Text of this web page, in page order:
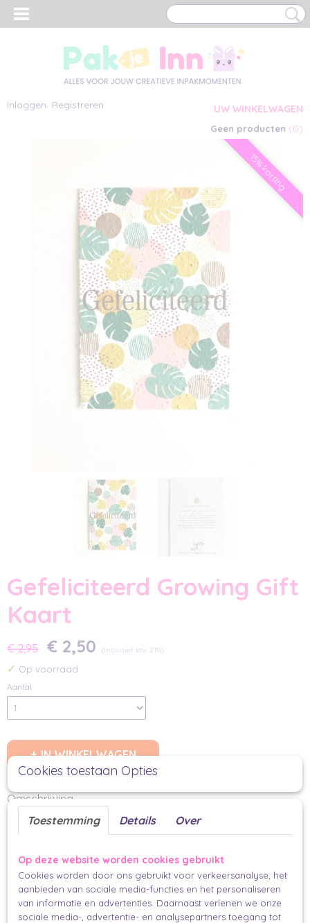
Inloggen Registreren UW WINKELWAGEN
Geen producten (0)
15% korting
Gefeliciteerd Growing Gift
Kaart
€ 2,95 € 2,50 (inclusief btw 21%)
✓ Op voorraad
Aantal
IN WINKELWAGEN
Omschrijving
Happy Birthday Growing Gift Kaart
Leuke verjaardagskaart met palmbladeren. In deze kaart zitten bloemzaadjes,
je kan hem dus in de grond stoppen en zo 2x genieten van je kaart. Aan de
binnenzijde is ruimte voor jouw persoonlijke boodschap.
Per stuk
Duurzaam gemaakt in Afrika
Cookies toestaan Opties
Toestemming Details Over
Op deze website worden cookies gebruikt
Cookies worden door ons gebruikt voor verkeersanalyse, het
aanbieden van sociale media-functies en het personaliseren
van informatie en advertenties. Daarnaast verlenen we onze
sociale media-, advertentie- en analysepartners toegang tot